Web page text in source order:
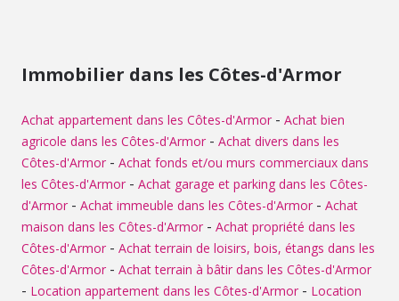
Immobilier dans les Côtes-d'Armor
Achat appartement dans les Côtes-d'Armor - Achat bien
agricole dans les Côtes-d'Armor - Achat divers dans les
Côtes-d'Armor - Achat fonds et/ou murs commerciaux dans
les Côtes-d'Armor - Achat garage et parking dans les Côtes-
d'Armor - Achat immeuble dans les Côtes-d'Armor - Achat
maison dans les Côtes-d'Armor - Achat propriété dans les
Côtes-d'Armor - Achat terrain de loisirs, bois, étangs dans les
Côtes-d'Armor - Achat terrain à bâtir dans les Côtes-d'Armor
- Location appartement dans les Côtes-d'Armor - Location